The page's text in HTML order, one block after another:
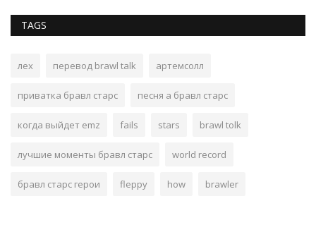
TAGS
лех перевод brawl talk артемсолл
приватка бравл старс песня а бравл старс
когда выйдет emz fails stars brawl tolk
лучшие моменты бравл старс world record
бравл старс герои fleppy how brawler